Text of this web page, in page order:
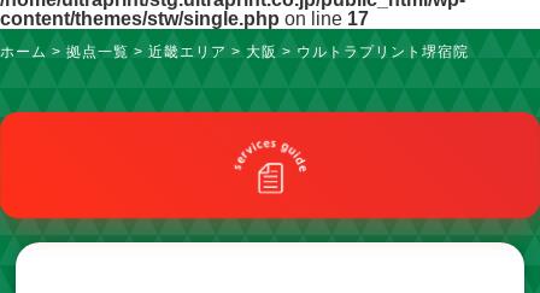
content/themes/stw/single.php on line 17
ホーム > 拠点一覧 > 近畿エリア > 大阪 > ウルトラプリント堺宿院